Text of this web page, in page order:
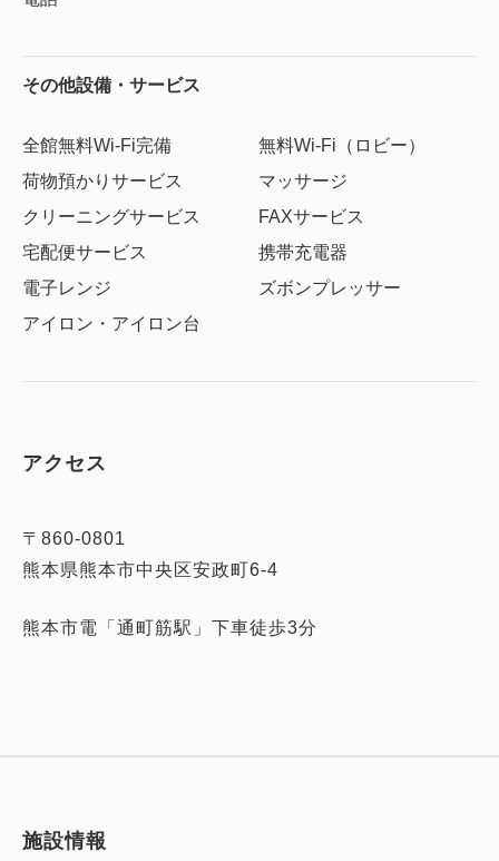
その他設備・サービス
全館無料Wi-Fi完備
無料Wi-Fi（ロビー）
荷物預かりサービス
マッサージ
クリーニングサービス
FAXサービス
宅配便サービス
携帯充電器
電子レンジ
ズボンプレッサー
アイロン・アイロン台
アクセス
〒860-0801
熊本県熊本市中央区安政町6-4
熊本市電「通町筋駅」下車徒歩3分
施設情報